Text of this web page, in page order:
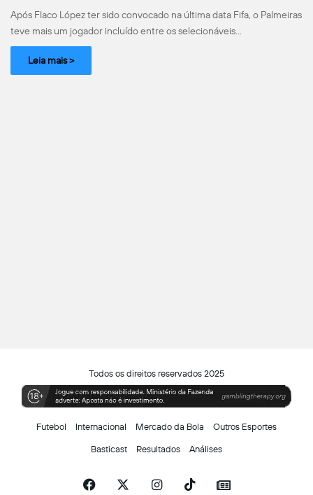
Após Flaco López ter sido convocado na última data Fifa, o Palmeiras
teve mais um jogador incluído entre os selecionáveis…
Leia mais >
Todos os direitos reservados 2025
Futebol Internacional Mercado da Bola Outros Esportes
Basticast Resultados Análises
Facebook InstagramTikTokSiga-